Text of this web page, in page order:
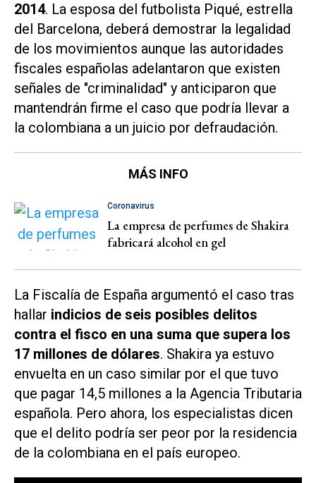
2014. La esposa del futbolista Piqué, estrella
del Barcelona, deberá demostrar la legalidad
de los movimientos aunque las autoridades
fiscales españolas adelantaron que existen
señales de "criminalidad" y anticiparon que
mantendrán firme el caso que podría llevar a
la colombiana a un juicio por defraudación.
MÁS INFO
Coronavirus
La empresa de perfumes de Shakira
fabricará alcohol en gel
La Fiscalía de España argumentó el caso tras
hallar indicios de seis posibles delitos
contra el fisco en una suma que supera los
17 millones de dólares. Shakira ya estuvo
envuelta en un caso similar por el que tuvo
que pagar 14,5 millones a la Agencia Tributaria
española. Pero ahora, los especialistas dicen
que el delito podría ser peor por la residencia
de la colombiana en el país europeo.